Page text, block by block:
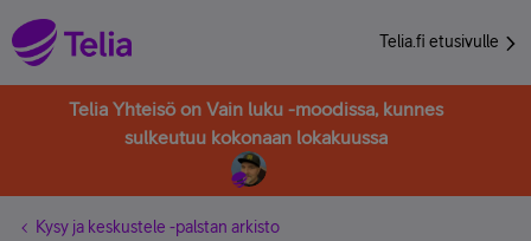
Telia.fi etusivulle
Telia Yhteisö on Vain luku -moodissa, kunnes
sulkeutuu kokonaan lokakuussa
Kysy ja keskustele -palstan arkisto